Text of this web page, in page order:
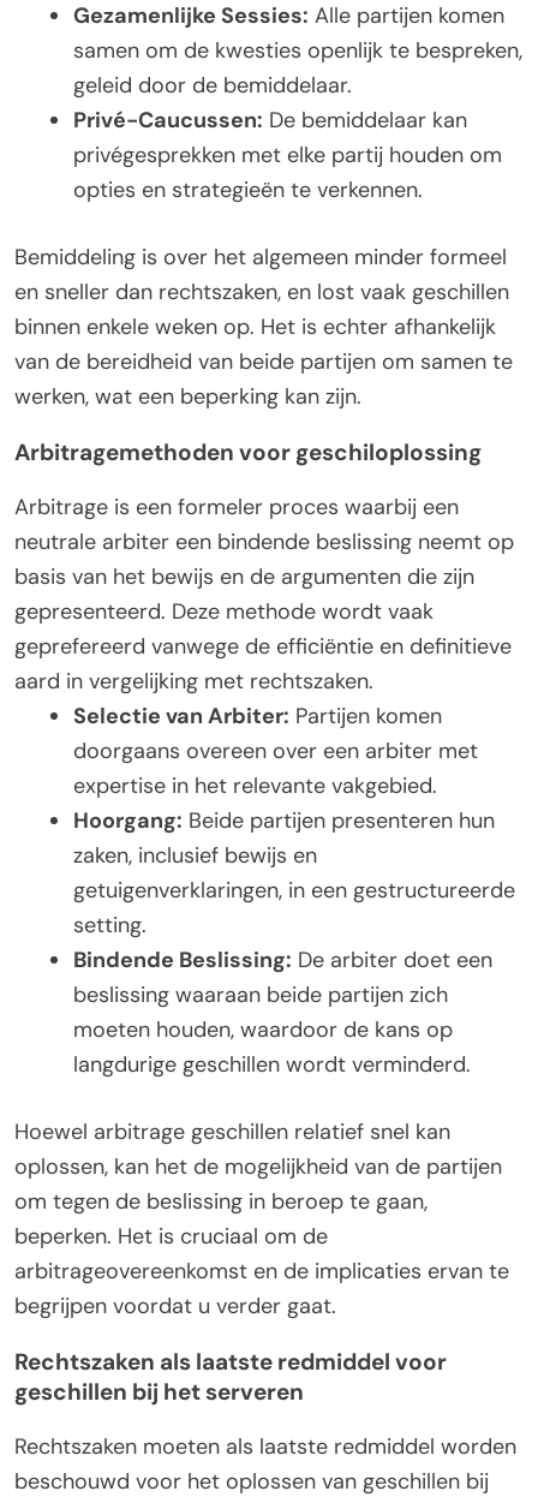
Gezamenlijke Sessies: Alle partijen komen
samen om de kwesties openlijk te bespreken,
geleid door de bemiddelaar.
Privé-Caucussen: De bemiddelaar kan
privégesprekken met elke partij houden om
opties en strategieën te verkennen.
Bemiddeling is over het algemeen minder formeel
en sneller dan rechtszaken, en lost vaak geschillen
binnen enkele weken op. Het is echter afhankelijk
van de bereidheid van beide partijen om samen te
werken, wat een beperking kan zijn.
Arbitragemethoden voor geschiloplossing
Arbitrage is een formeler proces waarbij een
neutrale arbiter een bindende beslissing neemt op
basis van het bewijs en de argumenten die zijn
gepresenteerd. Deze methode wordt vaak
geprefereerd vanwege de efficiëntie en definitieve
aard in vergelijking met rechtszaken.
Selectie van Arbiter: Partijen komen
doorgaans overeen over een arbiter met
expertise in het relevante vakgebied.
Hoorgang: Beide partijen presenteren hun
zaken, inclusief bewijs en
getuigenverklaringen, in een gestructureerde
setting.
Bindende Beslissing: De arbiter doet een
beslissing waaraan beide partijen zich
moeten houden, waardoor de kans op
langdurige geschillen wordt verminderd.
Hoewel arbitrage geschillen relatief snel kan
oplossen, kan het de mogelijkheid van de partijen
om tegen de beslissing in beroep te gaan,
beperken. Het is cruciaal om de
arbitrageovereenkomst en de implicaties ervan te
begrijpen voordat u verder gaat.
Rechtszaken als laatste redmiddel voor
geschillen bij het serveren
Rechtszaken moeten als laatste redmiddel worden
beschouwd voor het oplossen van geschillen bij